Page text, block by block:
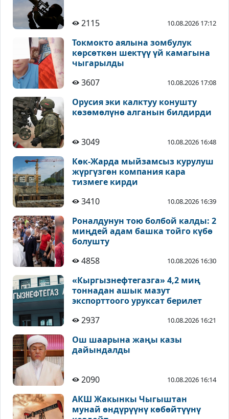
2115 10.08.2026 17:12
Токмокто аялына зомбулук
көрсөткөн шектүү үй камагына
чыгарылды
3607
10.08.2026 17:08
Орусия эки калктуу конушту
көзөмөлүнө алганын билдирди
3049 10.08.2026 16:48
Көк-Жарда мыйзамсыз курулуш
жүргүзгөн компания кара
тизмеге кирди
3410
10.08.2026 16:39
Роналдунун тою болбой калды: 2
миңдей адам башка тойго күбө
болушту
4858
10.08.2026 16:30
«Кыргызнефтегазга» 4,2 миң
тоннадан ашык мазут
экспорттоого уруксат берилет
2937
10.08.2026 16:21
Ош шаарына жаңы казы
дайындалды
2090 10.08.2026 16:14
АКШ Жакынкы Чыгыштан
мунай өндүрүүнү көбөйтүүнү